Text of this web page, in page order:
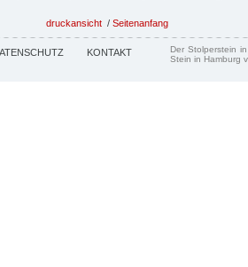
druckansicht / Seitenanfang
KONTAKT
Der Stolperstein
Stein in Hamburg